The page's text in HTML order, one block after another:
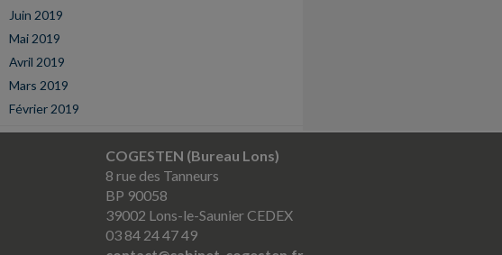
Juin 2019
Mai 2019
Avril 2019
Mars 2019
Février 2019
COGESTEN (Bureau Lons)
8 rue des Tanneurs
BP 90058
39002 Lons-le-Saunier CEDEX
03 84 24 47 49